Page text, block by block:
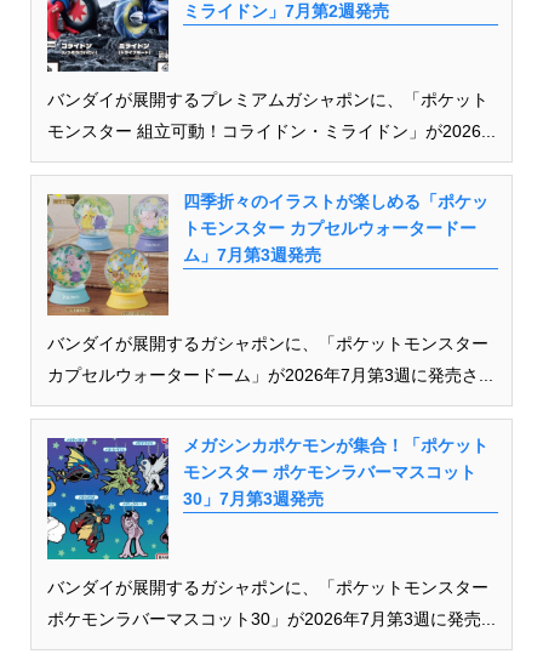
ミライドン」7月第2週発売
バンダイが展開するプレミアムガシャポンに、「ポケット
モンスター 組立可動！コライドン・ミライドン」が2026...
四季折々のイラストが楽しめる「ポケッ
トモンスター カプセルウォータードー
ム」7月第3週発売
バンダイが展開するガシャポンに、「ポケットモンスター
カプセルウォータードーム」が2026年7月第3週に発売さ...
メガシンカポケモンが集合！「ポケット
モンスター ポケモンラバーマスコット
30」7月第3週発売
バンダイが展開するガシャポンに、「ポケットモンスター
ポケモンラバーマスコット30」が2026年7月第3週に発売...